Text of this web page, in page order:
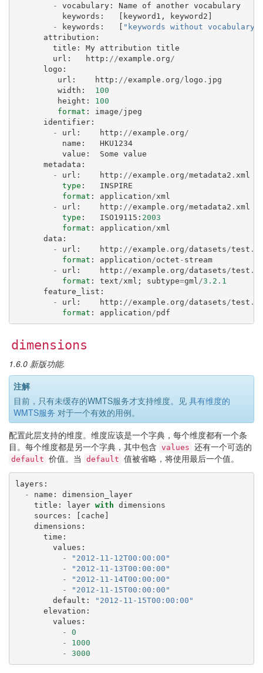
-
vocabulary: Name of another vocabulary
keywords : [ keyword1 , keyword2 ]
-
keywords : [ "keywords without vocabulary"
attribution :
title : My attribution title
url : http : //example . org /
logo :
url : http : //example . org /logo . jpg
width :
100
height :
100
format : image /jpeg
identifier:
-
url : http : //example . org /
name :
HKU1234
value : Some value
metadata :
-
url : http : //example . org /metadata2 . xml
type :
INSPIRE
format : application /xml
-
url : http : //example . org /metadata2 . xml
type : ISO19115 : 2003
format : application /xml
data :
-
url : http : //example . org /datasets /test .
format : application /octet - stream
-
url : http : //example . org /datasets /test .
format : text /xml ; subtype=gml /3.2 . 1
feature_list :
-
url : http : //example . org /datasets /test .
format : application /pdf
dimensions
1.6.0 新版功能.
注解
目前，只有未缓存的WMTS服务才支持维度。见 具有维度的
WMTS服务 对于一个有效的用例。
配置此层支持的维度。维度应该是一个字典，每个维度都有一个条
目。每个维度都是另一个字典，其中包含 values 还有一个可选的
default 价值。当 default 值被省略，将使用最后一个值。
layers :
-
name :
dimension_layer
title : layer with dimensions
sources : [ cache ]
dimensions :
time :
values :
-
"2012-11-12T00:00:00"
-
"2012-11-13T00:00:00"
-
"2012-11-14T00:00:00"
-
"2012-11-15T00:00:00"
default :
"2012-11-15T00:00:00"
elevation :
values :
-
0
-
1000
-
3000